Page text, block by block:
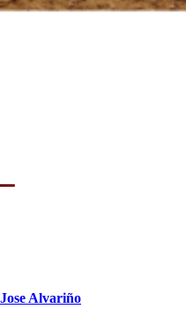
Alvariño